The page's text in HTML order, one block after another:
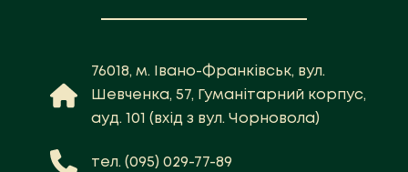
76018, м. Івано-Франківськ, вул.
Шевченка, 57, Гуманітарний корпус,
ауд. 101 (вхід з вул. Чорновола)
тел. (095) 029-77-89